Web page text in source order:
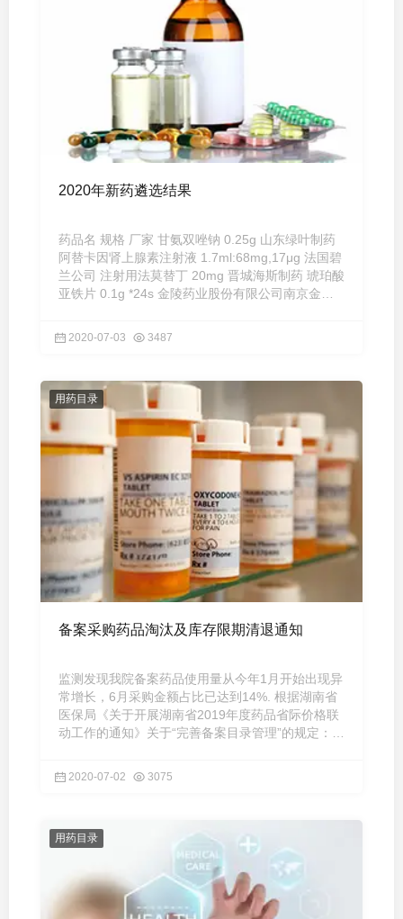
2020年新药遴选结果
药品名 规格 厂家 甘氨双唑钠 0.25g 山东绿叶制药
阿替卡因肾上腺素注射液 1.7ml:68mg,17μg 法国碧
兰公司 注射用法莫替丁 20mg 晋城海斯制药 琥珀酸
亚铁片 0.1g *24s 金陵药业股份有限公司南京金陵
2020-07-03 3487
用药目录
备案采购药品淘汰及库存限期清退通知
监测发现我院备案药品使用量从今年1月开始出现异
常增长，6月采购金额占比已达到14%. 根据湖南省
医保局《关于开展湖南省2019年度药品省际价格联
动工作的通知》关于“完善备案目录管理”的规定：从
2020-07-02 3075
用药目录